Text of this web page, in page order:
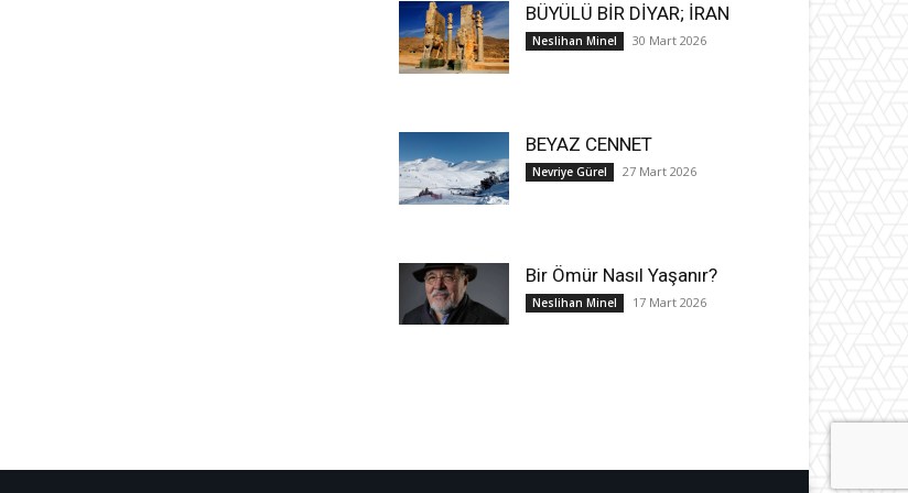
BÜYÜLÜ BİR DİYAR; İRAN
Neslihan Minel 30 Mart 2026
BEYAZ CENNET
Nevriye Gürel 27 Mart 2026
Bir Ömür Nasıl Yaşanır?
Neslihan Minel 17 Mart 2026